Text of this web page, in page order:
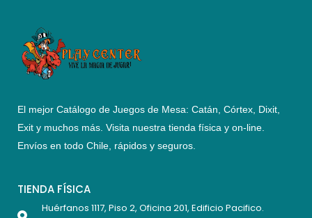
El mejor Catálogo de Juegos de Mesa: Catán, Córtex, Dixit,
Exit y muchos más. Visita nuestra tienda física y on-line.
Envíos en todo Chile, rápidos y seguros.
TIENDA FÍSICA
Huérfanos 1117, Piso 2, Oficina 201, Edificio Pacifico.